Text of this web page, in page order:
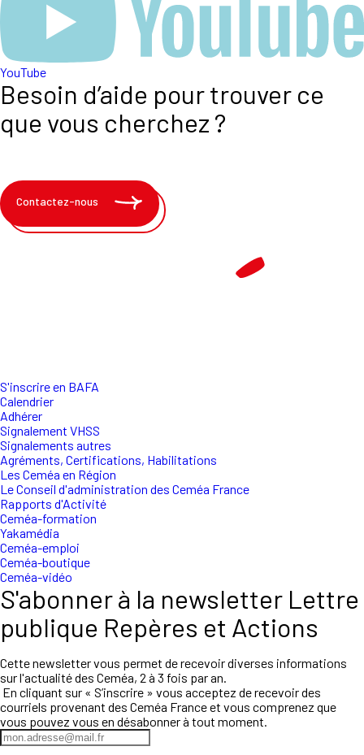
YouTube
Besoin d’aide pour trouver ce
que vous cherchez ?
Contactez-nous
S'inscrire en BAFA
Calendrier
Adhérer
Signalement VHSS
Signalements autres
Agréments, Certifications, Habilitations
Les Ceméa en Région
Le Conseil d'administration des Ceméa France
Rapports d'Activité
Ceméa-formation
Yakamédia
Ceméa-emploi
Ceméa-boutique
Ceméa-vidéo
S'abonner à la newsletter Lettre
publique Repères et Actions
Cette newsletter vous permet de recevoir diverses informations
sur l'actualité des Ceméa, 2 à 3 fois par an.
En cliquant sur « S’inscrire » vous acceptez de recevoir des
courriels provenant des Ceméa France et vous comprenez que
vous pouvez vous en désabonner à tout moment.